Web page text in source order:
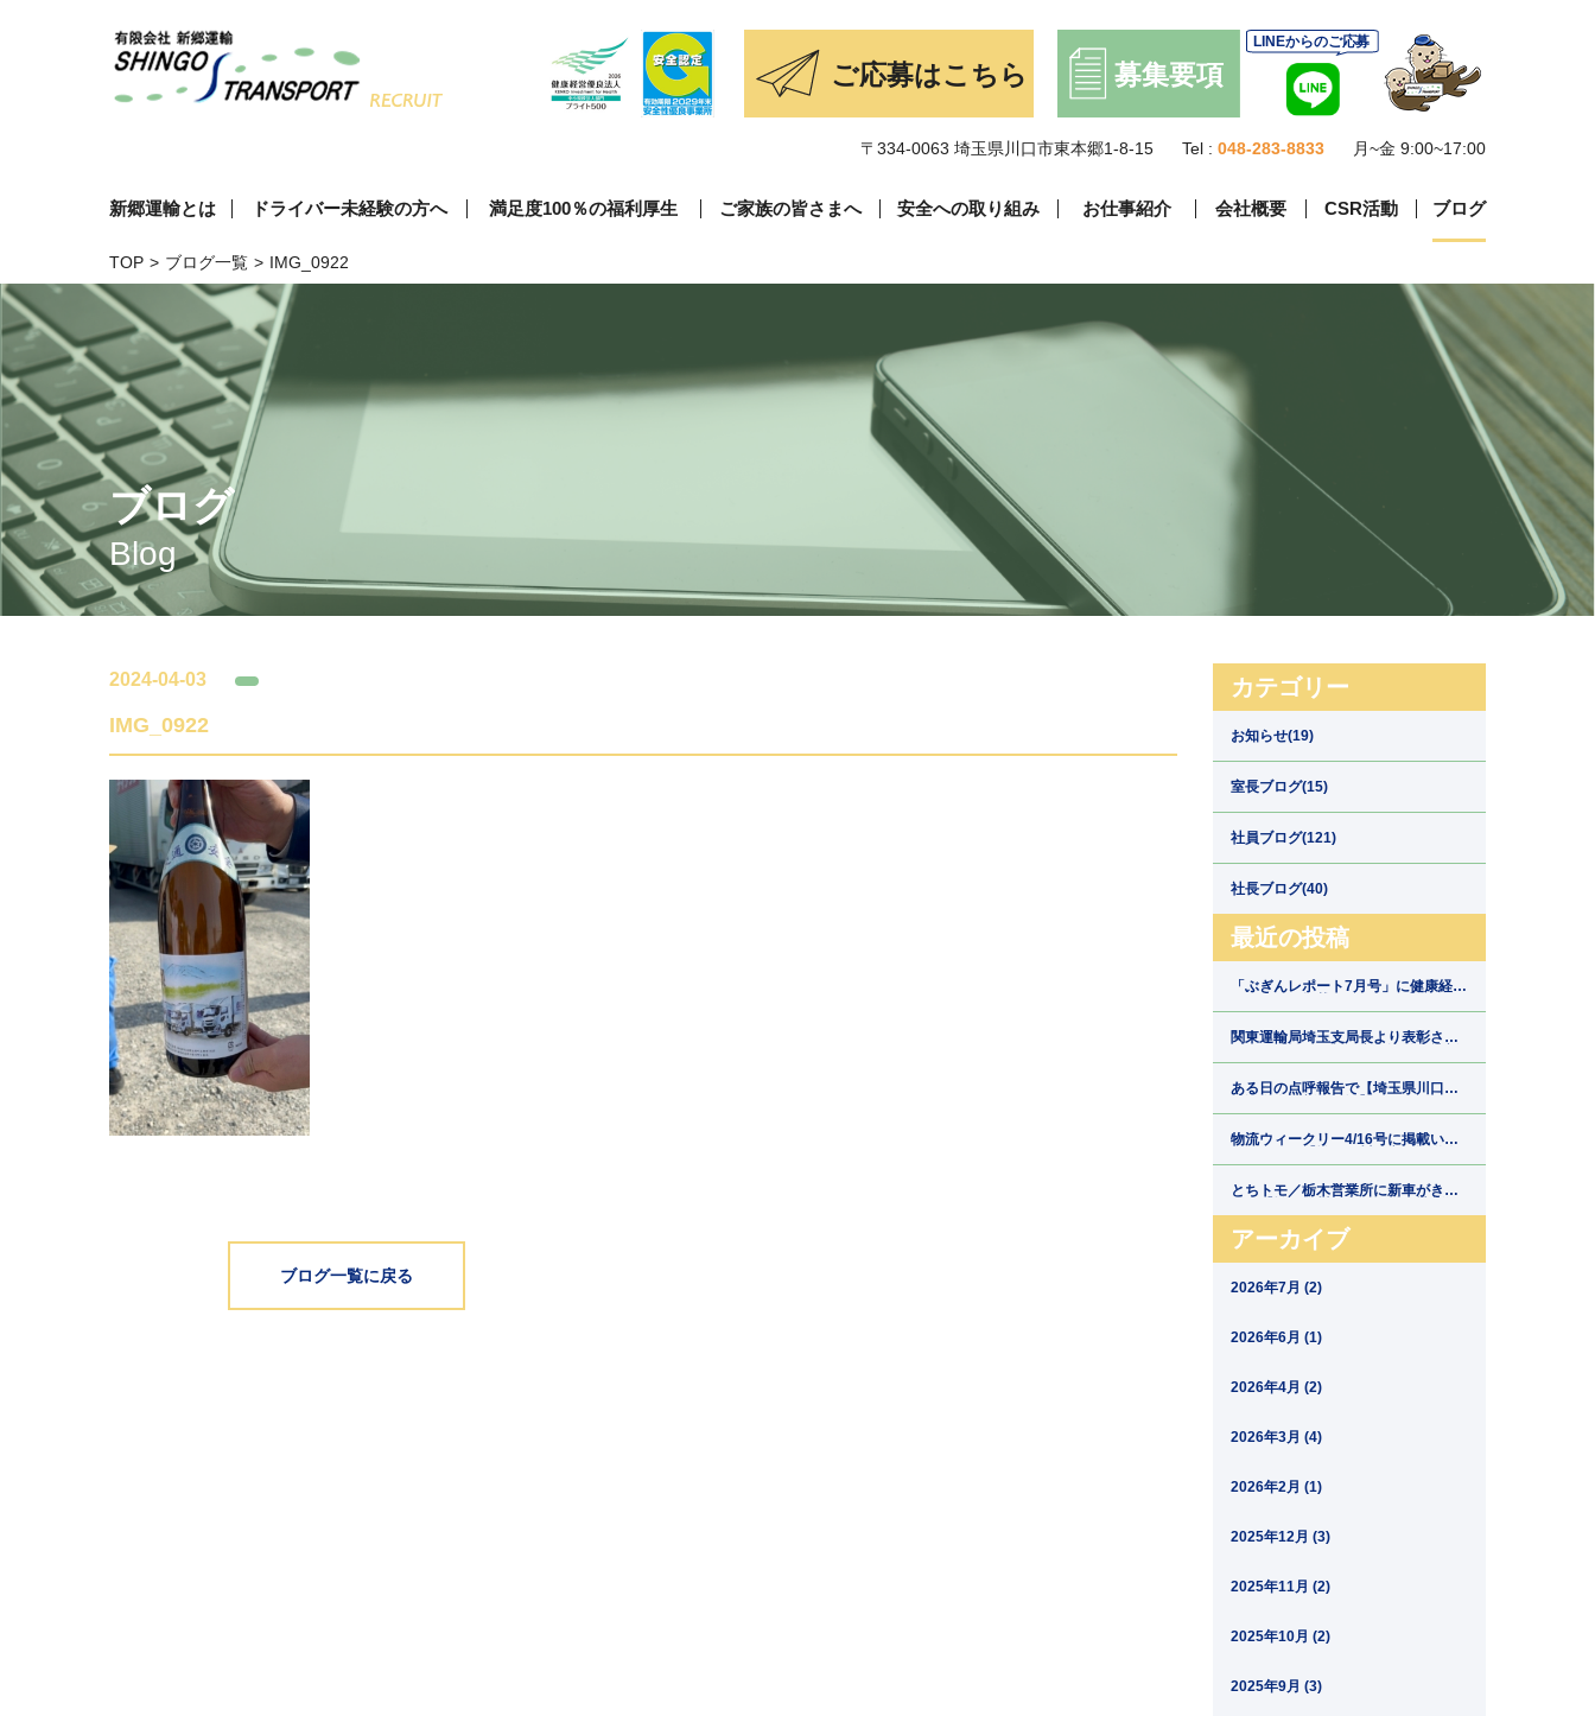
〒334-0063 埼玉県川口市東本郷1-8-15 Tel : 048-283-8833 月~金 9:00~17:00
新郷運輸とは ドライバー未経験の方へ 満足度100％の福利厚生 ご家族の皆さまへ 安全への取り組み お仕事紹介 会社概要 CSR活動 ブログ
TOP > ブログ一覧 > IMG_0922
ブログ
Blog
2024-04-03
IMG_0922
ブログ一覧に戻る
カテゴリー
お知らせ(19)
室長ブログ(15)
社員ブログ(121)
社長ブログ(40)
最近の投稿
「ぶぎんレポート7月号」に健康経営
川口市の運送会社新郷運輸】
関東運輸局埼玉支局長より表彰され
郷運輸】
ある日の点呼報告で【埼玉県川口市
物流ウィークリー4/16号に掲載いた
社新郷運輸】
とちトモ／栃木営業所に新車がきま
運輸】
アーカイブ
2026年7月 (2)
2026年6月 (1)
2026年4月 (2)
2026年3月 (4)
2026年2月 (1)
2025年12月 (3)
2025年11月 (2)
2025年10月 (2)
2025年9月 (3)